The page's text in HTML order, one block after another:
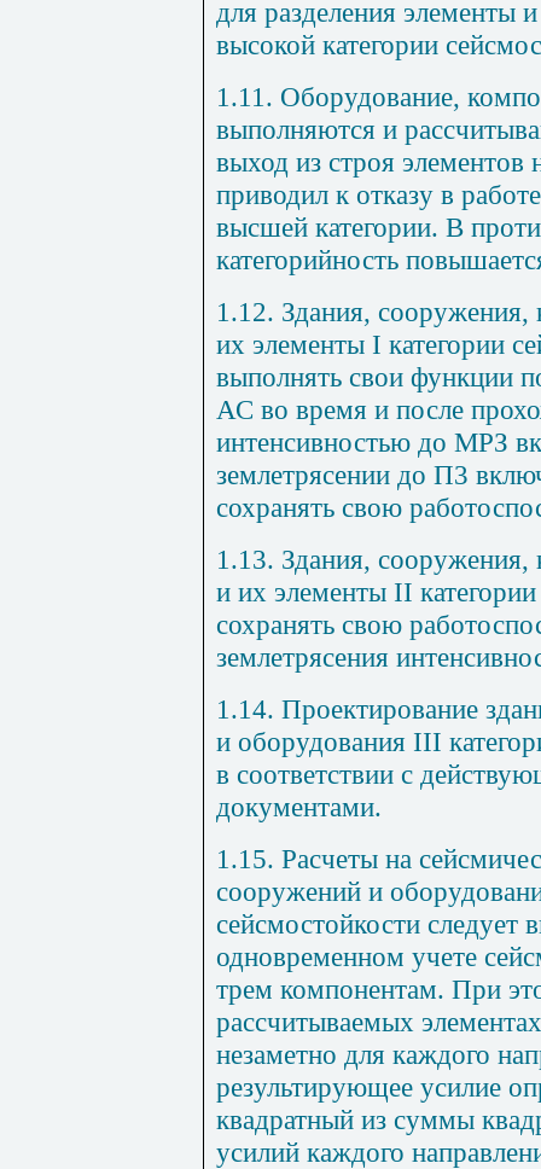
для разделения элементы
высокой категории
1.11. Оборудование,
выполняются и
выход из строя элементов
приводил к отказу в
высшей категории. В
категорийность
1.12. Здания, сооружения,
их элементы I категории
выполнять свои функции
АС во время и после
интенсивностью до МРЗ
землетрясении до П3
сохранять свою
1.13. Здания, сооружения,
и их элементы II
сохранять свою
землетрясения
1.14. Проектирование
и оборудования III
в соответствии с
документами.
1.15. Расчеты на
сооружений и
сейсмостойкости следует
одновременном учете
трем компонентам. При
рассчитываемых
незаметно для каждого
результирующее усилие
квадратный из суммы
усилий каждого